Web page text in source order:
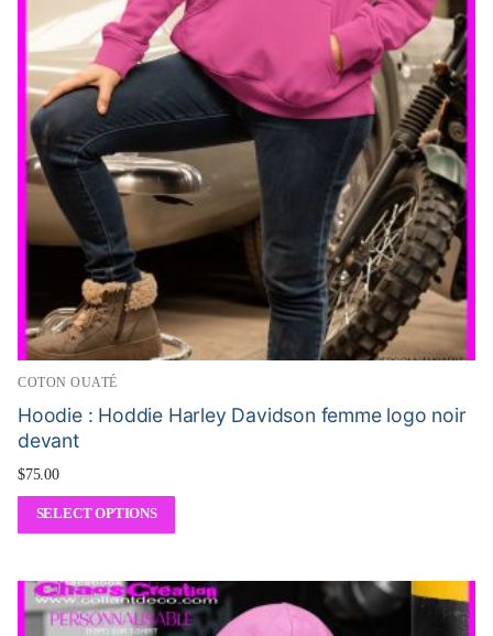
COTON OUATÉ
Hoodie : Hoddie Harley Davidson femme logo noir
devant
$75.00
SELECT OPTIONS